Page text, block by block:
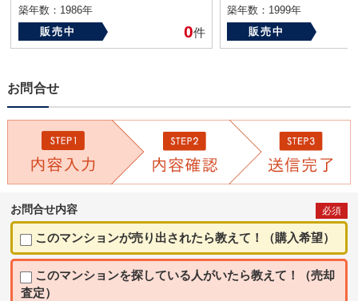
築年数：1986年
販売中
0件
築年数：1999年
販売中
お問合せ
お問合せ内容 必須
このマンションが売り出されたら教えて！（購入希望）
このマンションを探している人がいたら教えて！（売却
査定）